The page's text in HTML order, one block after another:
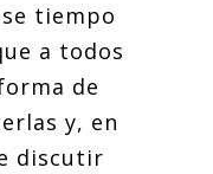
tiempo
a todos
de
y, en
discutir